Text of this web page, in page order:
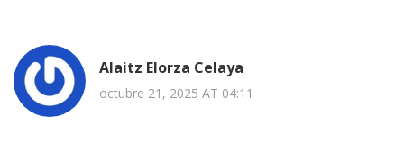
Alaitz Elorza Celaya
octubre 21, 2025 AT 04:11